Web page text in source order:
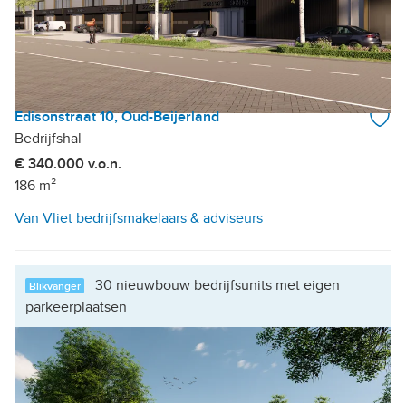
Edisonstraat 10, Oud-Beijerland
Bedrijfshal
€ 340.000 v.o.n.
186 m²
Van Vliet bedrijfsmakelaars & adviseurs
Blikvanger
30 nieuwbouw bedrijfsunits met eigen
parkeerplaatsen